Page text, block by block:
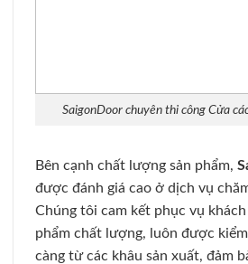
SaigonDoor chuyên thi công Cửa
Bên cạnh chất lượng sản phẩm,
được đánh giá cao ở dịch vụ
Chúng tôi cam kết phục vụ
phẩm chất lượng, luôn được
càng từ các khâu sản xuất, đảm